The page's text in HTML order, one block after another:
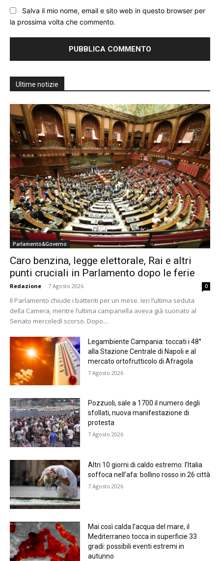
Salva il mio nome, email e sito web in questo browser per
la prossima volta che commento.
Ultime notizie
Parlamento&Governo
Caro benzina, legge elettorale, Rai e altri
punti cruciali in Parlamento dopo le ferie
Redazione - 7 Agosto 2026 0
Il Parlamento chiude i battenti per un mese. Ieri l’ultima seduta
della Camera, mentre l’ultima campanella aveva già suonato al
Senato mercoledì scorso. Dopo...
Legambiente Campania: toccati i 48°
alla Stazione Centrale di Napoli e al
mercato ortofrutticolo di Afragola
7 Agosto 2026
Pozzuoli, sale a 1700 il numero degli
sfollati, nuova manifestazione di
protesta
7 Agosto 2026
Altri 10 giorni di caldo estremo: l’Italia
soffoca nell’afa: bollino rosso in 26 città
7 Agosto 2026
Mai così calda l’acqua del mare, il
Mediterraneo tocca in superficie 33
gradi: possibili eventi estremi in
autunno